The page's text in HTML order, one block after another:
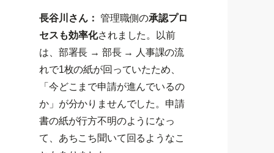
長谷川さん： 管理職側の承認プロ
セスも効率化されました。以前
は、部署長 → 部長 → 人事課の流
れで1枚の紙が回っていたため、
「今どこまで申請が進んでいるの
か」が分かりませんでした。申請
書の紙が行方不明のようになっ
て、あちこち聞いて回るようなこ